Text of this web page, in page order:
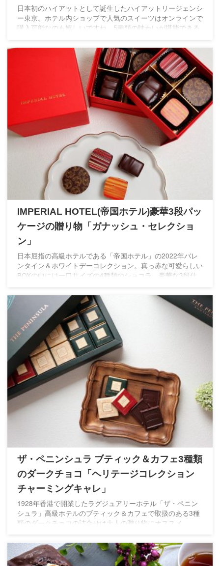
日本初のハイアットとして誕生したハイアットリージェンシ
ー東京。ホテル内ショップで人気のスイーツはオンラインで
購入可能なのも嬉しいですね。5種類の味わいが堪能できる
もぴったり♡
IMPERIAL HOTEL(帝国ホテル)豪華3段パッ
ケージの贈り物「ガナッシュ・セレクショ
ン」
日本屈指の高級ホテルである「帝国ホテル」の2022年バレ
ンタイン＆ホワイトデーコレクション。真っ赤な可愛らしい
BOXの中には一口サイズの4種類のショコラ。豪華な3段仕
ザ・ペニンシュラ ブティック＆カフェ3種類
のダークチョコ「ヘリテージコレクション
チャーミングキャレ」
1928年香港で開業したラグジュアリーホテル「ザ・ペニン
シュラ」高級ホテルのブティック＆カフェで取扱のある3種
類のダークチョコの詰合せは大人の贈り物にオススメ